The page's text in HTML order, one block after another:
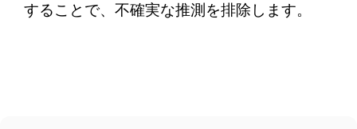
することで、不確実な推測を排除します。